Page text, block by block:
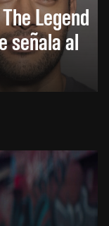
Legend
señala al